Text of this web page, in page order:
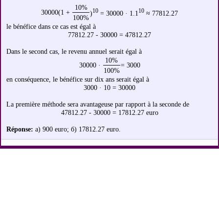
30000(1 +
10%
)10 = 30000 · 1.1 10 ≈ 77812.27
100%
le bénéfice dans ce cas est égal à
77812.27 - 30000 = 47812.27
Dans le second cas, le revenu annuel serait égal à
30000 ·
10%
= 3000
100%
en conséquence, le bénéfice sur dix ans serait égal à
3000 · 10 = 30000
La première méthode sera avantageuse par rapport à la seconde de
47812.27 - 30000 = 17812.27 euro
Réponse: а) 900 euro; б) 17812.27 euro.